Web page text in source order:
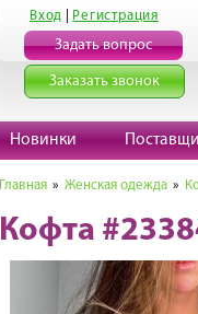
Вход Регистрация
Задать вопрос
Заказать звонок
Новинки
Главная » Женская одежда »
Кофта